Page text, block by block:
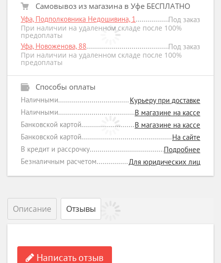
Самовывоз из магазина в Уфе БЕСПЛАТНО
Уфа, Подполковника Недошивина, 1
Под заказ
При наличии на удаленном складе после 100%
предоплаты
Уфа, Новоженова, 88
Под заказ
При наличии на удаленном складе после 100%
предоплаты
Способы оплаты
Наличными
Курьеру при доставке
Наличными
В магазине на кассе
Банковской картой
В магазине на кассе
Банковской картой
На сайте
В кредит и рассрочку
Подробнее
Безналичным расчетом
Для юридических лиц
Описание Отзывы
Написать отзыв